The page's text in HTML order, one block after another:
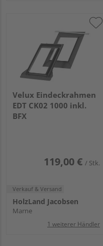
Velux Eindeckrahmen
EDT CK02 1000 inkl.
BFX
119,00 € / Stk.
Verkauf & Versand
HolzLand Jacobsen
Marne
1 weiterer Händler